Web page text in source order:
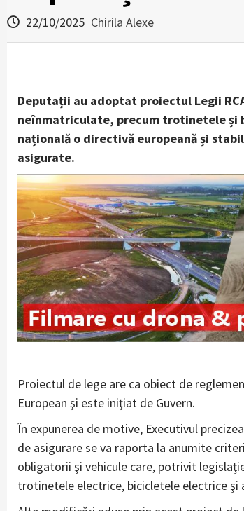
22/10/2025 Chirila Alexe
Deputații au adoptat proiectul Legii
neînmatriculate, precum trotinetele și
națională o directivă europeană și
asigurate.
Proiectul de lege are ca obiect de
European şi este iniţiat de Guvern.
În expunerea de motive, Executivul
de asigurare se va raporta la anumite
obligatorii şi vehicule care, potrivit
trotinetele electrice, bicicletele electrice şi